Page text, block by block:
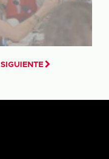
SIGUIENTE